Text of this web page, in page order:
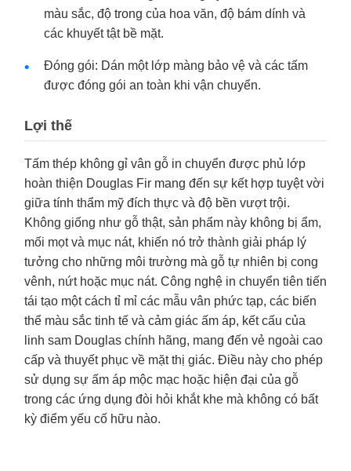
màu sắc, độ trong của hoa văn, độ bám dính và
các khuyết tật bề mặt.
Đóng gói: Dán một lớp màng bảo vệ và các tấm
được đóng gói an toàn khi vận chuyển.
Lợi thế
Tấm thép không gỉ vân gỗ in chuyển được phủ lớp
hoàn thiện Douglas Fir mang đến sự kết hợp tuyệt vời
giữa tính thẩm mỹ đích thực và độ bền vượt trội.
Không giống như gỗ thật, sản phẩm này không bị ẩm,
mối mọt và mục nát, khiến nó trở thành giải pháp lý
tưởng cho những môi trường mà gỗ tự nhiên bị cong
vênh, nứt hoặc mục nát. Công nghệ in chuyển tiên tiến
tái tạo một cách tỉ mỉ các mẫu vân phức tạp, các biến
thể màu sắc tinh tế và cảm giác ấm áp, kết cấu của
linh sam Douglas chính hãng, mang đến vẻ ngoài cao
cấp và thuyết phục về mặt thị giác. Điều này cho phép
sử dụng sự ấm áp mộc mạc hoặc hiện đại của gỗ
trong các ứng dụng đòi hỏi khắt khe mà không có bất
kỳ điểm yếu cố hữu nào.